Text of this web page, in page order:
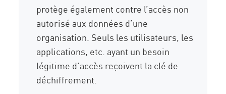
protège également contre l’accès non
autorisé aux données d’une
organisation. Seuls les utilisateurs, les
applications, etc. ayant un besoin
légitime d’accès reçoivent la clé de
déchiffrement.